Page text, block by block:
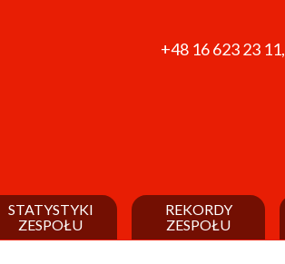
+48 16 623 23 11,
STATYSTYKI
ZESPOŁU
REKORDY
ZESPOŁU